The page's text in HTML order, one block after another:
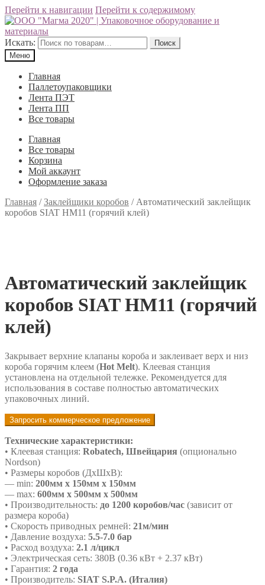
Перейти к навигации Перейти к содержимому
Искать:
Поиск
Меню
Главная
Паллетоупаковщики
Лента ПЭТ
Лента ПП
Все товары
Главная
Все товары
Корзина
Мой аккаунт
Оформление заказа
Главная /Заклейщики коробов / Автоматический заклейщик
коробов SIAT HM11 (горячий клей)
Автоматический заклейщик
коробов SIAT HM11 (горячий
клей)
Закрывает верхние клапаны короба и заклеивает верх и низ
короба горячим клеем (Hot Melt). Клеевая станция
установлена на отдельной тележке. Рекомендуется для
использования в составе полностью автоматических
упаковочных линий.
Запросить коммерческое предложение
Технические характеристики:
• Клеевая станция: Robatech, Швейцария (опционально
Nordson)
• Размеры коробов (ДхШхВ):
— min: 200мм х 150мм х 150мм
— max: 600мм х 500мм х 500мм
• Производительность: до 1200 коробов/час (зависит от
размера короба)
• Скорость приводных ремней: 21м/мин
• Давление воздуха: 5.5-7.0 бар
• Расход воздуха: 2.1 л/цикл
• Электрическая сеть: 380В (0.36 кВт + 2.37 кВт)
• Гарантия: 2 года
• Производитель: SIAT S.P.A. (Италия)